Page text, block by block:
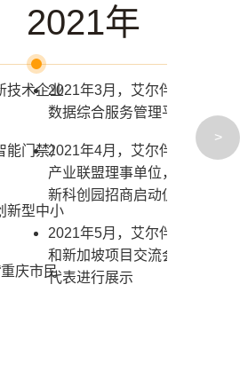
技术企业
能门禁）
新型中小
庆市民
2021年
2021年3月，艾尔伴家自主研
数据综合服务管理平台——社
2021年4月，艾尔伴家作为川
产业联盟理事单位，受邀参加
新科创园招商启动仪式
2021年5月，艾尔伴家受邀参加
和新加坡项目交流会，并作为
代表进行展示
>